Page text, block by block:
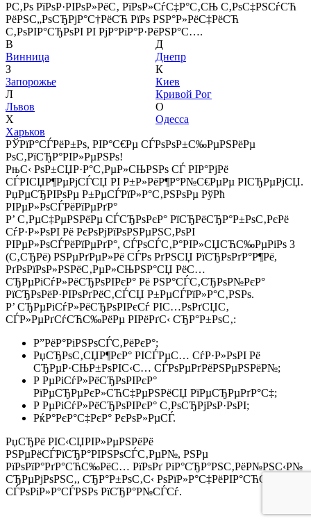
Р­С‚Рѕ РїРѕР·РІРѕР»РёС‚ РїРѕР»СѓС‡Р°С‚СЊ С‚РѕС‡РЅСѓСЋ
РёРЅС„РѕСЂРјР°С†РёСЋ РїРѕ РЅР°Р»РёС‡РёСЋ
С‚РѕРІР°СЂРѕРІ РІ РјР°РіР°Р·РёРЅР°С….
В
Винница
З
Запорожье
Л
Львов
Х
Харьков
Д
Днепр
К
Киев
Кривой Рог
О
Одесса
РЎРїР°СЃРёР±Рѕ, РІР°С€Рµ СЃРѕРѕР±С‰РµРЅРёРµ
РѕС‚РїСЂР°РІР»РµРЅРѕ!
РњС‹ РѕР±СЏР·Р°С‚РµР»СЊРЅРѕ СЃ РІР°РјРё
СЃРІСЏР¶РµРјСЃСЏ РІ Р±Р»РёР¶Р°Р№С€РµРµ РІСЂРµРјСЏ.
РџРµСЂРІРѕРµ Р±РµСЃРїР»Р°С‚РЅРѕРµ РўРћ
РІРµР»РѕСЃРёРїРµРґР°
Р’ С‚РµС‡РµРЅРёРµ СЃСЂРѕРєР° РїСЂРёСЂР°Р±РѕС‚РєРё
СѓР·Р»РѕРІ Рё РєРѕРјРїРѕРЅРµРЅС‚РѕРІ
РІРµР»РѕСЃРёРїРµРґР°, СЃРѕСЃС‚Р°РІР»СЏСЋС‰РµРіРѕ 3
(С‚СЂРё) РЅРµРґРµР»Рё СЃРѕ РґРЅСЏ РїСЂРѕРґР°Р¶Рё,
РґРѕРїРѕР»РЅРёС‚РµР»СЊРЅР°СЏ РёС…
СЂРµРіСѓР»РёСЂРѕРІРєР° Рё РЅР°СЃС‚СЂРѕР№РєР°
РїСЂРѕРёР·РІРѕРґРёС‚СЃСЏ Р±РµСЃРїР»Р°С‚РЅРѕ.
Р’ СЂРµРіСѓР»РёСЂРѕРІРєСѓ РІС…РѕРґСЏС‚
СЃР»РµРґСѓСЋС‰РёРµ РІРёРґС‹ СЂР°Р±РѕС‚:
Р”РёР°РіРЅРѕСЃС‚РёРєР°;
РџСЂРѕС‚СЏР¶РєР° РІСЃРµС… СѓР·Р»РѕРІ Рё
СЂРµР·СЊР±РѕРІС‹С… СЃРѕРµРґРёРЅРµРЅРёР№;
Р РµРіСѓР»РёСЂРѕРІРєР°
РїРµСЂРµРєР»СЋС‡РµРЅРёСЏ РїРµСЂРµРґР°С‡;
Р РµРіСѓР»РёСЂРѕРІРєР° С‚РѕСЂРјРѕР·РѕРІ;
РќР°РєР°С‡РєР° РєРѕР»РµСЃ.
РџСЂРё РІС‹СЏРІР»РµРЅРёРё
РЅРµРёСЃРїСЂР°РІРЅРѕСЃС‚РµР№, РЅРµ
РїРѕРїР°РґР°СЋС‰РёС… РїРѕРґ РіР°СЂР°РЅС‚РёР№РЅС‹Р№
СЂРµРјРѕРЅС‚, СЂР°Р±РѕС‚С‹ РѕРїР»Р°С‡РёРІР°СЋС‚СЃСЏ
СЃРѕРіР»Р°СЃРЅРѕ РїСЂР°Р№СЃСѓ.